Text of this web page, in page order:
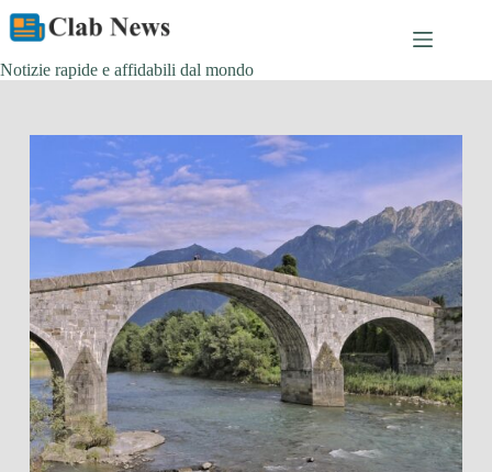
content
Notizie rapide e affidabili dal mondo